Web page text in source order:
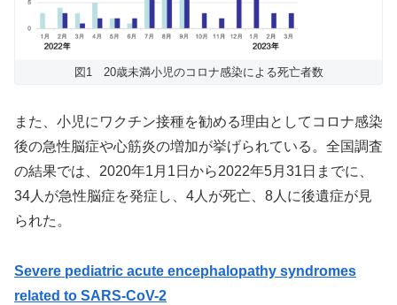
図1 20歳未満小児のコロナ感染による死亡者数
また、小児にワクチン接種を勧める理由としてコロナ感染
後の急性脳症や心筋炎の増加が挙げられている。全国調査
の結果では、2020年1月1日から2022年5月31日までに、
34人が急性脳症を発症し、4人が死亡、8人に後遺症が見
られた。
Severe pediatric acute encephalopathy syndromes
related to SARS-CoV-2